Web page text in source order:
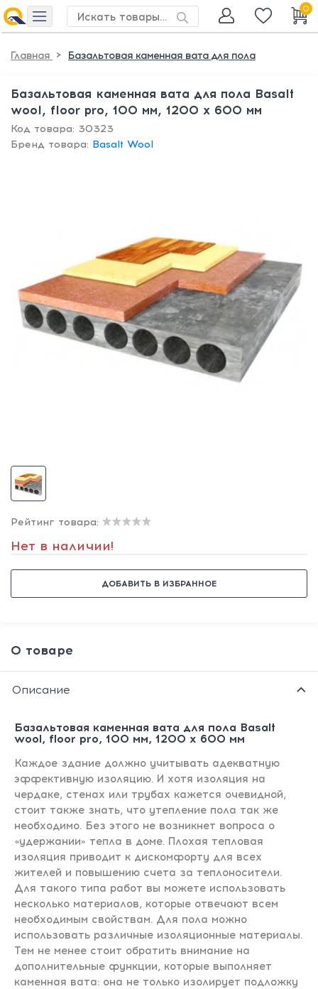
0
Главная > Базальтовая каменная вата для пола
Базальтовая каменная вата для пола Basalt
wool, floor pro, 100 мм, 1200 х 600 мм
Код товара: 30323
Бренд товара: Basalt Wool
Рейтинг товара:
Нет в наличии!
ДОБАВИТЬ В ИЗБРАННОЕ
О товаре
Описание
Базальтовая каменная вата для пола Basalt
wool, floor pro, 100 мм, 1200 х 600 мм
Каждое здание должно учитывать адекватную
эффективную изоляцию. И хотя изоляция на
чердаке, стенах или трубах кажется очевидной,
стоит также знать, что утепление пола так же
необходимо. Без этого не возникнет вопроса о
«удержании» тепла в доме. Плохая тепловая
изоляция приводит к дискомфорту для всех
жителей и повышению счета за теплоносители.
Для такого типа работ вы можете использовать
несколько материалов, которые отвечают всем
необходимым свойствам. Для пола можно
использовать различные изоляционные материалы.
Тем не менее стоит обратить внимание на
дополнительные функции, которые выполняет
каменная вата: она не только изолирует подложку